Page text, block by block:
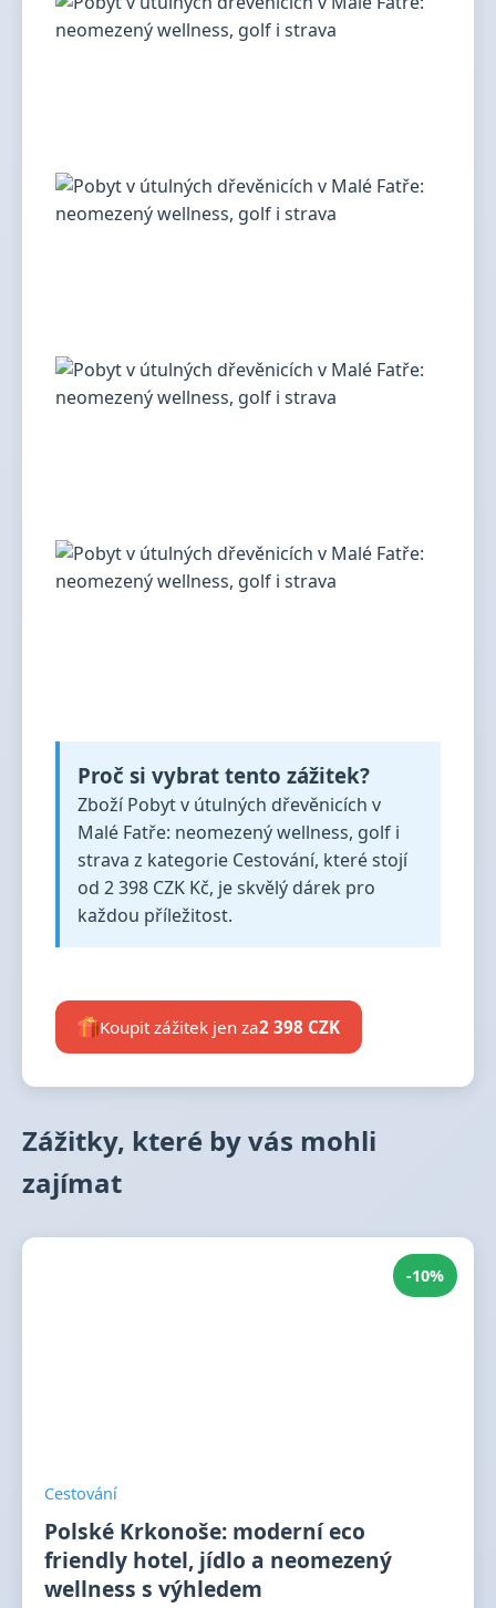
Proč si vybrat tento zážitek?
Zboží Pobyt v útulných dřevěnicích v
Malé Fatře: neomezený wellness, golf i
strava z kategorie Cestování, které stojí
od 2 398 CZK Kč, je skvělý dárek pro
každou příležitost.
Koupit zážitek jen za2 398 CZK
Zážitky, které by vás mohli
zajímat
-10%
Cestování
Polské Krkonoše: moderní eco
friendly hotel, jídlo a neomezený
wellness s výhledem